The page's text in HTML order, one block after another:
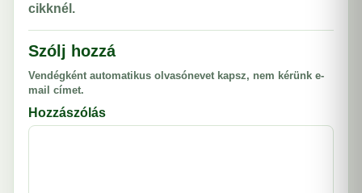
cikknél.
Szólj hozzá
Vendégként automatikus olvasónevet kapsz, nem kérünk e-
mail címet.
Hozzászólás